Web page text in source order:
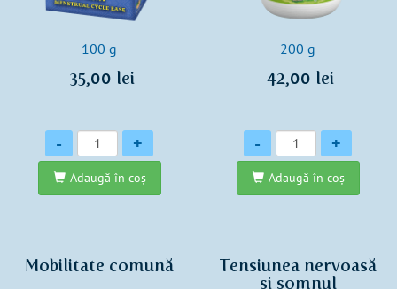
100 g
35,00 lei
Cantitate
- +
Adaugă în coş
200 g
42,00 lei
Cantitate
- +
Adaugă în coş
Mobilitate comună
Tensiunea nervoasă
și somnul